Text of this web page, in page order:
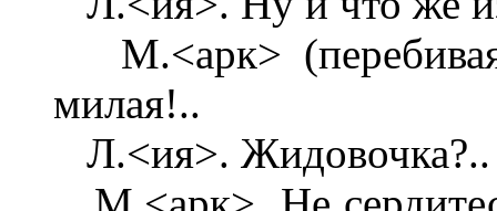
М.<арк>
милая!..
Л.<ия>. Жидовочка?..